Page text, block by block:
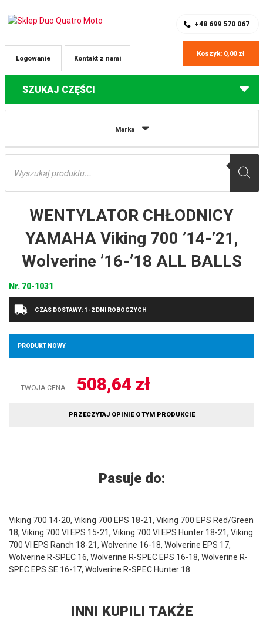
+48 699 570 067
Kontakt z nami
Logowanie
Koszyk: 0,00 zł
SZUKAJ CZĘŚCI
Marka
Wyszukiwarka
Części do quadów Yamaha
WENTYLATOR CHŁODNICY
YAMAHA Viking 700 ’14-’21,
Wolverine ’16-’18 ALL BALLS
Nr. 70-1031
CZAS DOSTAWY: 1-2 DNI ROBOCZYCH
PRODUKT NOWY
TWOJA CENA 508,64 zł
PRZECZYTAJ OPINIE O TYM PRODUKCIE
Pasuje do:
Viking 700 14-20, Viking 700 EPS 18-21, Viking 700 EPS Red/Green
18, Viking 700 VI EPS 15-21, Viking 700 VI EPS Hunter 18-21, Viking
700 VI EPS Ranch 18-21, Wolverine 16-18, Wolverine EPS 17,
Wolverine R-SPEC 16, Wolverine R-SPEC EPS 16-18, Wolverine R-
SPEC EPS SE 16-17, Wolverine R-SPEC Hunter 18
INNI KUPILI TAKŻE